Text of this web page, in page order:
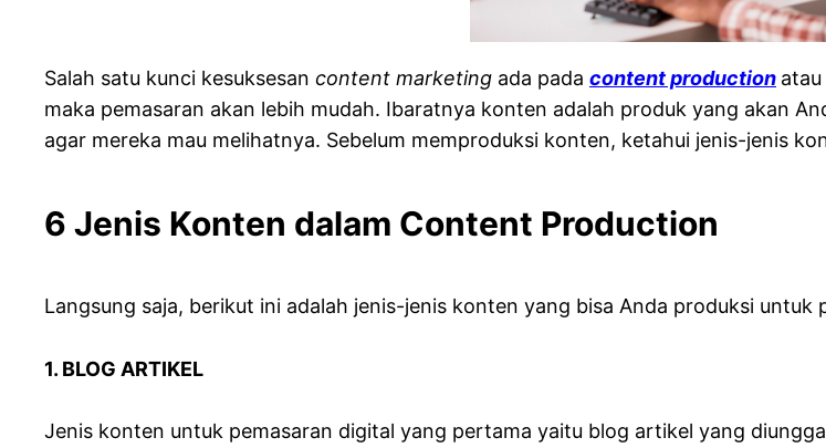
Salah satu kunci kesuksesan content marketing ada pada content production
maka pemasaran akan lebih mudah. Ibaratnya konten adalah produk yang akan
agar mereka mau melihatnya. Sebelum memproduksi konten, ketahui jenis-jenis
6 Jenis Konten dalam Content Production
Langsung saja, berikut ini adalah jenis-jenis konten yang bisa Anda produksi untuk
1. BLOG ARTIKEL
Jenis konten untuk pemasaran digital yang pertama yaitu blog artikel yang